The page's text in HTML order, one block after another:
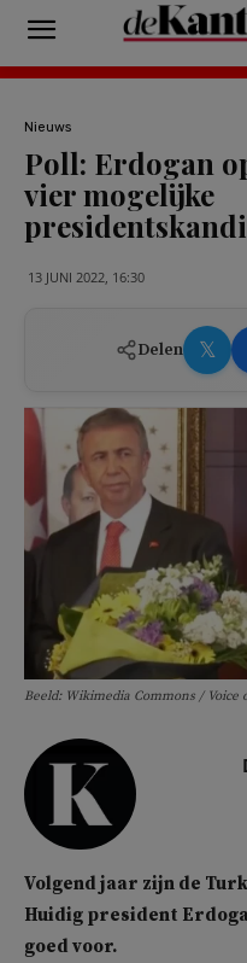
Nieuws
Poll: Erdogan
vier mogelijke
13 JUNI 2022, 16:30
Delen 𝕏
Beeld: Wikimedia Commons / Voice
Volgend jaar zijn de
Huidig president
goed voor.